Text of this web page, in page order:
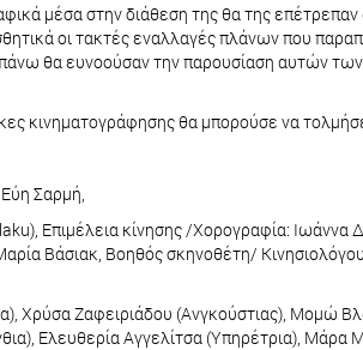
μέσα στην διάθεση της θα της
οι τακτές εναλλαγές πλάνων που
θα ευνοούσαν την παρουσίαση αυτών
κινηματογράφησης θα μπορούσε να
Σαρμή,
Επιμέλεια κίνησης /Χορογραφία:
Βάσιακ, Βοηθός σκηνοθέτη/
Χρύσα Ζαφειριάδου (Ανγκούστιας), Μομώ
Ελευθερία Αγγελίτσα (Υπηρέτρια), Μάρα